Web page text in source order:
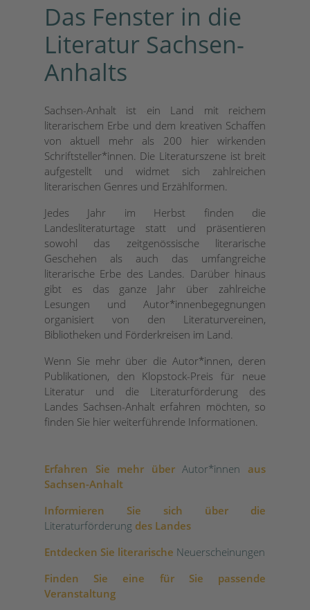
Das Fenster in die
Literatur Sachsen-
Anhalts
Sachsen-Anhalt ist ein Land mit reichem
literarischem Erbe und dem kreativen Schaffen
von aktuell mehr als 200 hier wirkenden
Schriftsteller*innen. Die Literaturszene ist breit
aufgestellt und widmet sich zahlreichen
literarischen Genres und Erzählformen.
Jedes Jahr im Herbst finden die
Landesliteraturtage statt und präsentieren
sowohl das zeitgenössische literarische
Geschehen als auch das umfangreiche
literarische Erbe des Landes. Darüber hinaus
gibt es das ganze Jahr über zahlreiche
Lesungen und Autor*innenbegegnungen
organisiert von den Literaturvereinen,
Bibliotheken und Förderkreisen im Land.
Wenn Sie mehr über die Autor*innen, deren
Publikationen, den Klopstock-Preis für neue
Literatur und die Literaturförderung des
Landes Sachsen-Anhalt erfahren möchten, so
finden Sie hier weiterführende Informationen.
Erfahren Sie mehr überAutor*innen aus
Sachsen-Anhalt
Informieren Sie sich über die
Literaturförderung des Landes
Entdecken Sie literarische Neuerscheinungen
Finden Sie eine für Sie passende
Veranstaltung